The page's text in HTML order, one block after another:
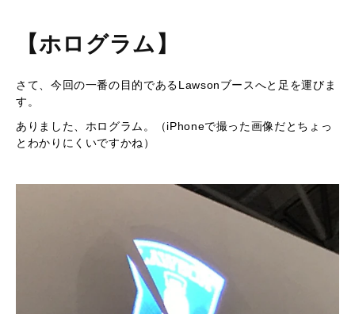
【ホログラム】
さて、今回の一番の目的であるLawsonブースへと足を運びま
す。
ありました、ホログラム。（iPhoneで撮った画像だとちょっ
とわかりにくいですかね）